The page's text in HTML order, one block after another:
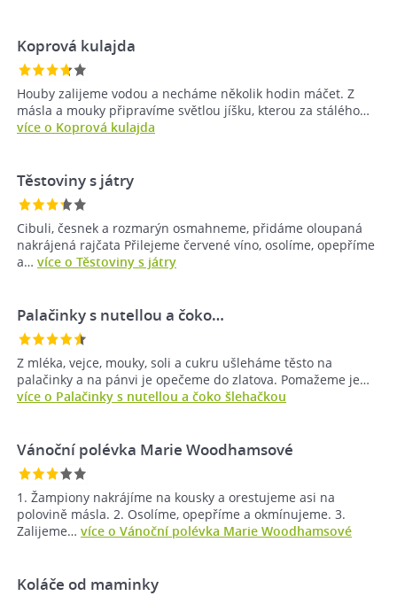
Koprová kulajda
Houby zalijeme vodou a necháme několik hodin máčet. Z
másla a mouky připravíme světlou jíšku, kterou za stálého…
více o Koprová kulajda
Těstoviny s játry
Cibuli, česnek a rozmarýn osmahneme, přidáme oloupaná
nakrájená rajčata Přilejeme červené víno, osolíme, opepříme
a… více o Těstoviny s játry
Palačinky s nutellou a čoko…
Z mléka, vejce, mouky, soli a cukru ušleháme těsto na
palačinky a na pánvi je opečeme do zlatova. Pomažeme je…
více o Palačinky s nutellou a čoko šlehačkou
Vánoční polévka Marie Woodhamsové
1. Žampiony nakrájíme na kousky a orestujeme asi na
polovině másla. 2. Osolíme, opepříme a okmínujeme. 3.
Zalijeme… více o Vánoční polévka Marie Woodhamsové
Koláče od maminky